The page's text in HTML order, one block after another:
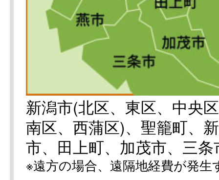
新潟市(北区、東区、中央
南区、西蒲区)、聖籠町、
市、田上町、加茂市、三
※遠方の場合、遠隔地経費が発